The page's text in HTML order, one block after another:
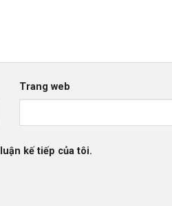
Trang web
kế tiếp của tôi.